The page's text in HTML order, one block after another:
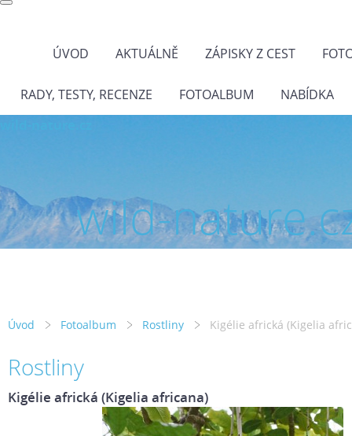
ÚVOD AKTUÁLNĚ ZÁPISKY Z CEST
RADY, TESTY, RECENZE FOTOALBUM NABÍDKA
wild-
Úvod Fotoalbum Rostliny Kigélie africká (Kigelia
Rostliny
Kigélie africká (Kigelia africana)